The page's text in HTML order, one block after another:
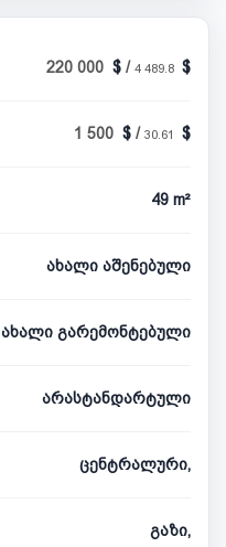
220 000 / 4 489.8
1 500 / 30.61
49 m²
ახალი აშენებული
ახალი გარემონტებული
არასტანდარტული
ცენტრალური,
გაზი,